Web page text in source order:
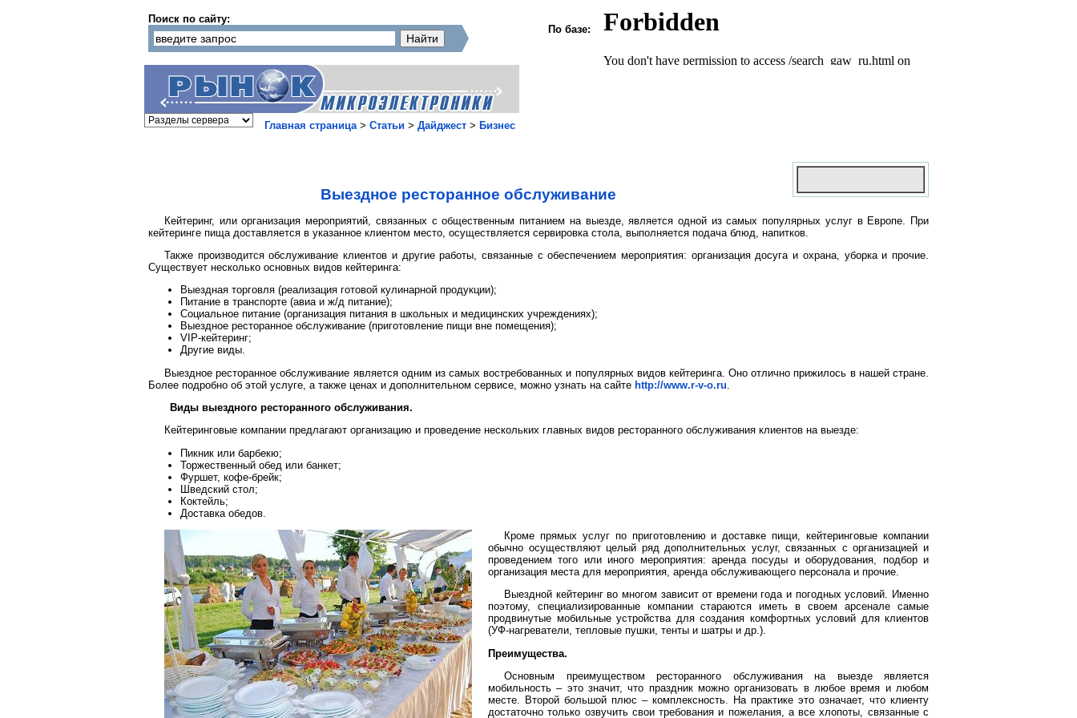
Поиск по сайту:
По базе:
Главная страница> Статьи > Дайджест > Бизнес
Выездное ресторанное обслуживание
Кейтеринг, или организация мероприятий, связанных с общественным питанием на выезде, является одной из самых популярных услуг в Европе. При
кейтеринге пища доставляется в указанное клиентом место, осуществляется сервировка стола, выполняется подача блюд, напитков.
Также производится обслуживание клиентов и другие работы, связанные с обеспечением мероприятия: организация досуга и охрана, уборка и прочие.
Существует несколько основных видов кейтеринга:
Выездная торговля (реализация готовой кулинарной продукции);
Питание в транспорте (авиа и ж/д питание);
Социальное питание (организация питания в школьных и медицинских учреждениях);
Выездное ресторанное обслуживание (приготовление пищи вне помещения);
VIP-кейтеринг;
Другие виды.
Выездное ресторанное обслуживание является одним из самых востребованных и популярных видов кейтеринга. Оно отлично прижилось в нашей стране.
Более подробно об этой услуге, а также ценах и дополнительном сервисе, можно узнать на сайте http://www.r-v-o.ru
Виды выездного ресторанного обслуживания.
Кейтеринговые компании предлагают организацию и проведение нескольких главных видов ресторанного обслуживания клиентов на выезде:
Пикник или барбекю;
Торжественный обед или банкет;
Фуршет, кофе-брейк;
Шведский стол;
Коктейль;
Доставка обедов.
Кроме прямых услуг по приготовлению и доставке пищи, кейтеринговые компании
обычно осуществляют целый ряд дополнительных услуг, связанных с организацией и
проведением того или иного мероприятия: аренда посуды и оборудования, подбор и
организация места для мероприятия, аренда обслуживающего персонала и прочие.
Выездной кейтеринг во многом зависит от времени года и погодных условий. Именно
поэтому, специализированные компании стараются иметь в своем арсенале самые
продвинутые мобильные устройства для создания комфортных условий для клиентов
(УФ-нагреватели, тепловые пушки, тенты и шатры и др.).
Преимущества.
Основным преимуществом ресторанного обслуживания на выезде является
мобильность – это значит, что праздник можно организовать в любое время и любом
месте. Второй большой плюс – комплексность. На практике это означает, что клиенту
достаточно только озвучить свои требования и пожелания, а все хлопоты, связанные с